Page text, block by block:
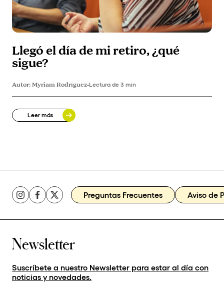
Llegó el día de mi retiro, ¿qué
sigue?
Autor:Myriam Rodríguez•Lectura de 3 min
Leer más
Preguntas Frecuentes Aviso de
Newsletter
Suscríbete a nuestro Newsletter para estar al día con
noticias y novedades.